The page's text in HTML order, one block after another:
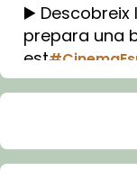
▶️ Descobreix
prepara una
est
Imatge: